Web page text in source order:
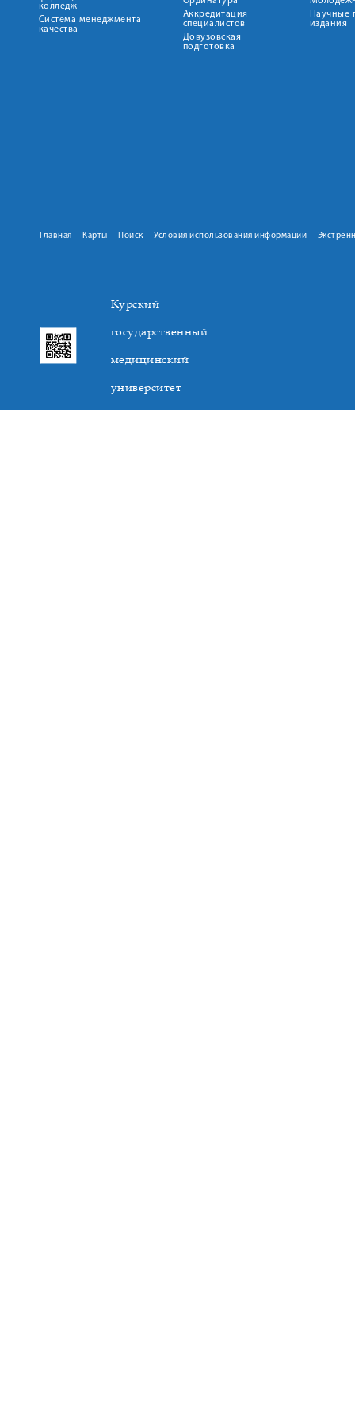
колледж
Система менеджмента
качества
Аккредитация
специалистов
Довузовская
подготовка
Научные
издания
Главная Карты Поиск Условия использования информации
Курский
государственный
медицинский
университет